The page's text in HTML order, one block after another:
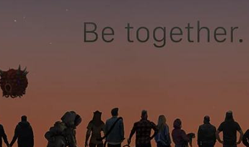
EUCH
E3